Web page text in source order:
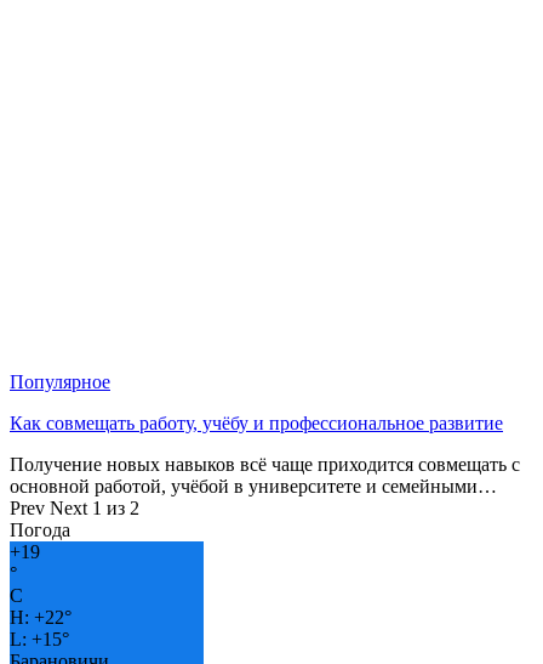
Популярное
Как совмещать работу, учёбу и профессиональное развитие
Получение новых навыков всё чаще приходится совмещать с
основной работой, учёбой в университете и семейными…
Prev Next 1 из 2
Погода
+19
°
C
H: +22°
L: +15°